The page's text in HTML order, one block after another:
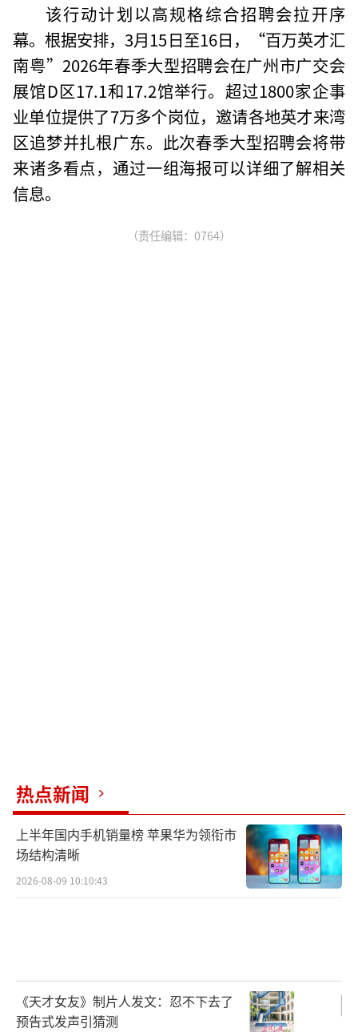
该行动计划以高规格综合招聘会拉开序
幕。根据安排，3月15日至16日，“百万英才汇
南粤”2026年春季大型招聘会在广州市广交会
展馆D区17.1和17.2馆举行。超过1800家企事
业单位提供了7万多个岗位，邀请各地英才来湾
区追梦并扎根广东。此次春季大型招聘会将带
来诸多看点，通过一组海报可以详细了解相关
信息。
（责任编辑：0764）
热点新闻
上半年国内手机销量榜 苹果华为领衔市
场结构清晰
2026-08-09 10:10:43
《天才女友》制片人发文：忍不下去了
预告式发声引猜测